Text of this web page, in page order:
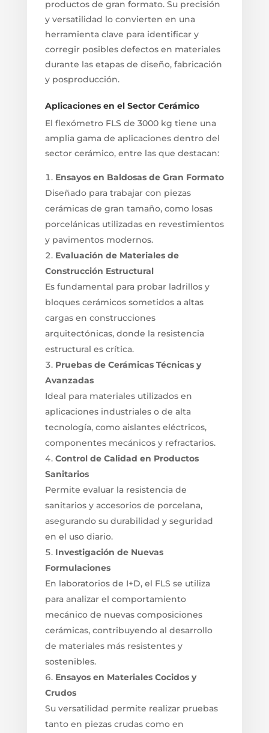
productos de gran formato. Su precisión
y versatilidad lo convierten en una
herramienta clave para identificar y
corregir posibles defectos en materiales
durante las etapas de diseño, fabricación
y posproducción.
Aplicaciones en el Sector Cerámico
El flexómetro FLS de 3000 kg tiene una
amplia gama de aplicaciones dentro del
sector cerámico, entre las que destacan:
Ensayos en Baldosas de Gran Formato
Diseñado para trabajar con piezas
cerámicas de gran tamaño, como losas
porcelánicas utilizadas en revestimientos
y pavimentos modernos.
Evaluación de Materiales de
Construcción Estructural
Es fundamental para probar ladrillos y
bloques cerámicos sometidos a altas
cargas en construcciones
arquitectónicas, donde la resistencia
estructural es crítica.
Pruebas de Cerámicas Técnicas y
Avanzadas
Ideal para materiales utilizados en
aplicaciones industriales o de alta
tecnología, como aislantes eléctricos,
componentes mecánicos y refractarios.
Control de Calidad en Productos
Sanitarios
Permite evaluar la resistencia de
sanitarios y accesorios de porcelana,
asegurando su durabilidad y seguridad
en el uso diario.
Investigación de Nuevas
Formulaciones
En laboratorios de I+D, el FLS se utiliza
para analizar el comportamiento
mecánico de nuevas composiciones
cerámicas, contribuyendo al desarrollo
de materiales más resistentes y
sostenibles.
Ensayos en Materiales Cocidos y
Crudos
Su versatilidad permite realizar pruebas
tanto en piezas crudas como en